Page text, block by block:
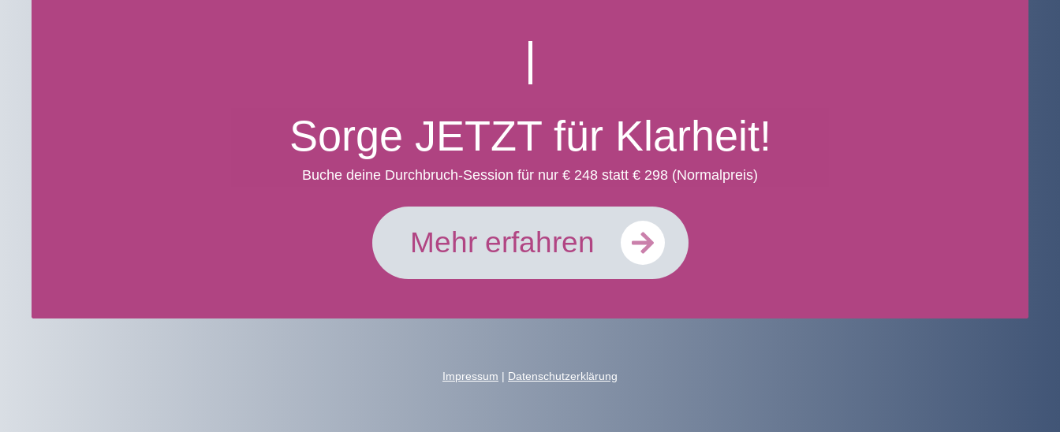
Sorge JETZT für Klarheit!
Buche deine Durchbruch-Session für nur € 248 statt € 298 (Normalpreis)
Mehr erfahren
Impressum | Datenschutzerklärung